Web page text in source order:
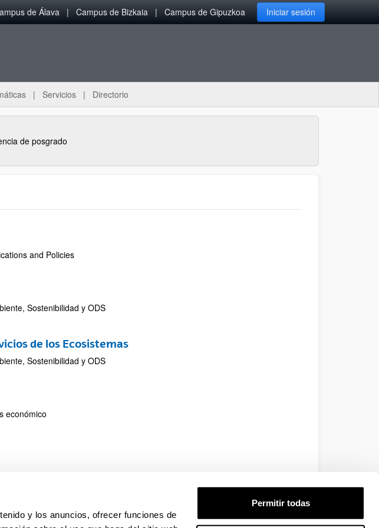
y los anuncios, ofrecer funciones de
Permitir todas
de Álava Campus de Bizkaia Campus de Gipuzkoa Iniciar sesión
Servicios Directorio
de posgrado
and Policies
Sostenibilidad y ODS
de los Ecosistemas
Sostenibilidad y ODS
económico